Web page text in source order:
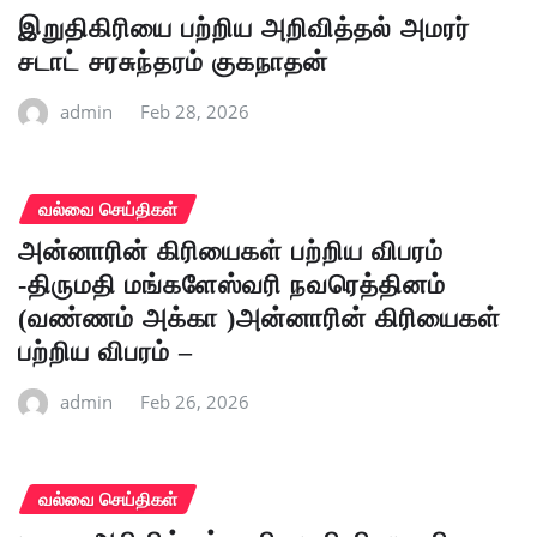
இறுதிகிரியை பற்றிய அறிவித்தல் அமரர்
சடாட் சரசுந்தரம் குகநாதன்
admin Feb 28, 2026
வல்வை செய்திகள்
அன்னாரின் கிரியைகள் பற்றிய விபரம்
-திருமதி மங்களேஸ்வரி நவரெத்தினம்
(வண்ணம் அக்கா )அன்னாரின் கிரியைகள்
பற்றிய விபரம் –
admin Feb 26, 2026
வல்வை செய்திகள்